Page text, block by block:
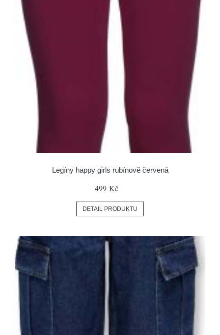
Legíny happy girls rubínově červená
499 Kč
DETAIL PRODUKTU